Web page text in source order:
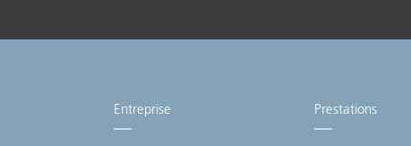
Entreprise Prestations